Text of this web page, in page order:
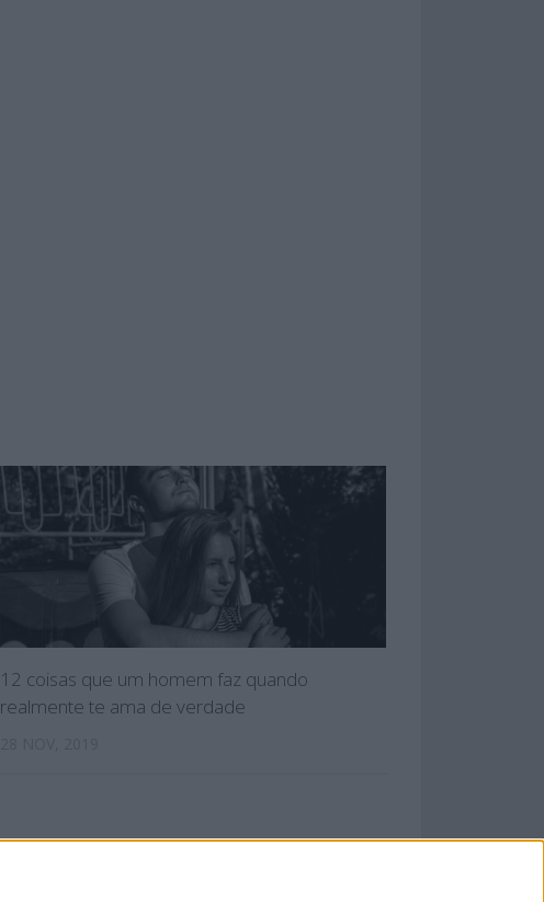
12 coisas que um homem faz quando
realmente te ama de verdade